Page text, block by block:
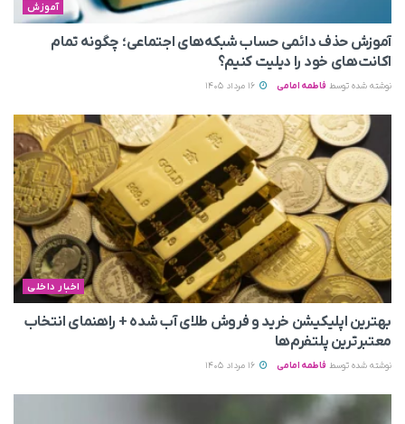
آموزش
آموزش حذف دائمی حساب شبکه‌های اجتماعی؛ چگونه تمام
اکانت‌های خود را دیلیت کنیم؟
نوشته شده توسط فاطمه امامی
اخبار داخلی
بهترین اپلیکیشن خرید و فروش طلای آب شده + راهنمای انتخاب
معتبرترین پلتفرم‌ها
نوشته شده توسط فاطمه امامی